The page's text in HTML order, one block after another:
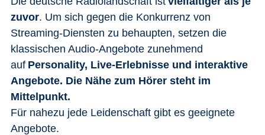
zuvor. Um sich gegen die Konkurrenz von
Streaming-Diensten zu behaupten, setzen die
klassischen Audio-Angebote zunehmend
auf Personality, Live-Erlebnisse und interaktive
Angebote. Die Nähe zum Hörer steht im
Mittelpunkt.
Für nahezu jede Leidenschaft gibt es geeignete
Angebote.